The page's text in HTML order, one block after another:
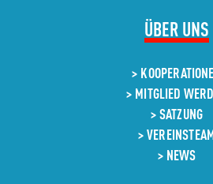
ÜBER UNS
MITGLIED
SATZUNG
NEWS